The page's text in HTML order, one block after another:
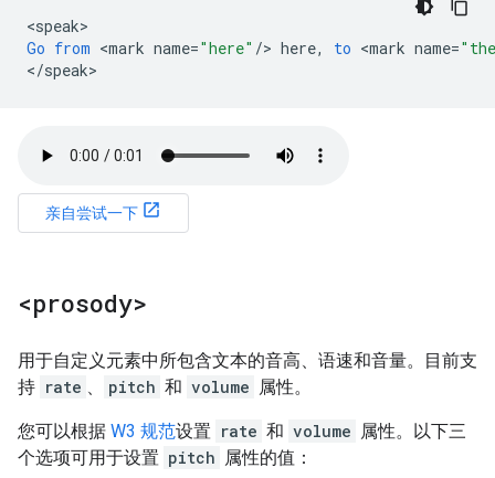
<speak
Go from <mark name="here" /> here, to <mark name=
</speak>
亲自尝试一下
<prosody>
用于自定义元素中所包含文本的音高、语速和音量。目前支
持 rate 、 pitch 和 volume 属性。
您可以根据 W3 规范设置 rate 和 volume 属性。以下三
个选项可用于设置 pitch 属性的值：